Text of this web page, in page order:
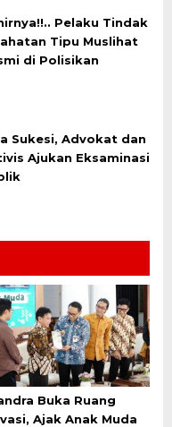
Pelaku Tindak
Tipu Muslihat
di Polisikan
Sukesi, Advokat dan
Ajukan Eksaminasi
Buka Ruang
Ajak Anak Muda